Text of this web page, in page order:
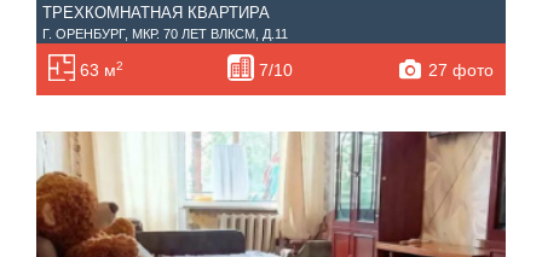
ТРЕХКОМНАТНАЯ КВАРТИРА
Г. ОРЕНБУРГ, МКР. 70 ЛЕТ ВЛКСМ, Д.11
63 м2 7/10 27 фото